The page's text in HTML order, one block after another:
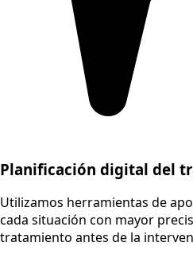
Planificación digital del
Utilizamos herramientas de
cada situación con mayor
tratamiento antes de la